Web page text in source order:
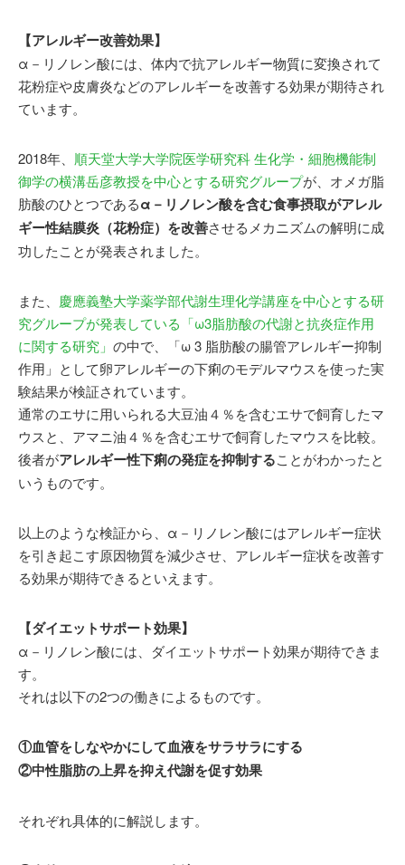
【アレルギー改善効果】
α－リノレン酸には、体内で抗アレルギー物質に変換されて
花粉症や皮膚炎などのアレルギーを改善する効果が期待され
ています。
2018年、 順天堂大学大学院医学研究科 生化学・細胞機能制
御学の横溝岳彦教授を中心とする研究グループが、オメガ脂
肪酸のひとつであるα－リノレン酸を含む食事摂取がアレル
ギー性結膜炎（花粉症）を改善させるメカニズムの解明に成
功したことが発表されました。
また、 慶應義塾大学薬学部代謝生理化学講座を中心とする研
究グループが発表している「ω3脂肪酸の代謝と抗炎症作用
に関する研究」 の中で、「ω 3 脂肪酸の腸管アレルギー抑制
作用」として卵アレルギーの下痢のモデルマウスを使った実
験結果が検証されています。
通常のエサに用いられる大豆油４％を含むエサで飼育したマ
ウスと、アマニ油４％を含むエサで飼育したマウスを比較。
後者がアレルギー性下痢の発症を抑制することがわかったと
いうものです。
以上のような検証から、α－リノレン酸にはアレルギー症状
を引き起こす原因物質を減少させ、アレルギー症状を改善す
る効果が期待できるといえます。
【ダイエットサポート効果】
α－リノレン酸には、ダイエットサポート効果が期待できま
す。
それは以下の2つの働きによるものです。
①血管をしなやかにして血液をサラサラにする
②中性脂肪の上昇を抑え代謝を促す効果
それぞれ具体的に解説します。